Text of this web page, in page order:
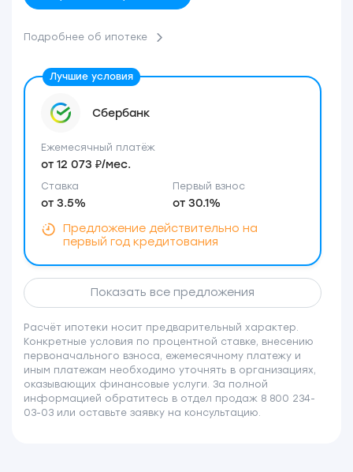
Подробнее об ипотеке
Сбербанк
Ставка
от 3.5%
Первый взнос
от 30.1%
Ежемесячный платёж
от 12 073 ₽/мес.
Предложение действительно на
первый год кредитования
Показать все предложения
Расчёт ипотеки носит предварительный характер.
Конкретные условия по процентной ставке, внесению
первоначального взноса, ежемесячному платежу и
иным платежам необходимо уточнять в организациях,
оказывающих финансовые услуги. За полной
информацией обратитесь в отдел продаж 8 800 234-
03-03 или оставьте заявку на консультацию.